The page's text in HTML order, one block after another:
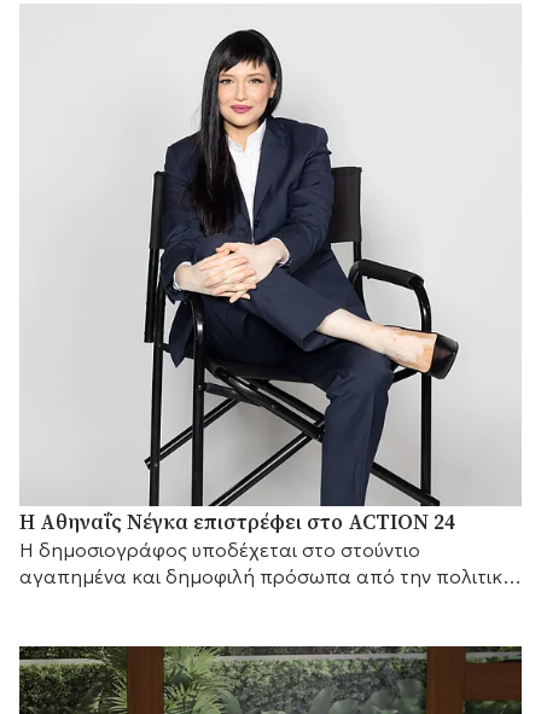
Η Αθηναΐς Νέγκα επιστρέφει στο ACTION 24
H δημοσιογράφος υποδέχεται στο στούντιο
αγαπημένα και δημοφιλή πρόσωπα από την πολιτική